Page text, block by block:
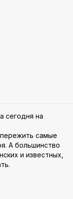
сегодня на
самые
А большинство
и известных,